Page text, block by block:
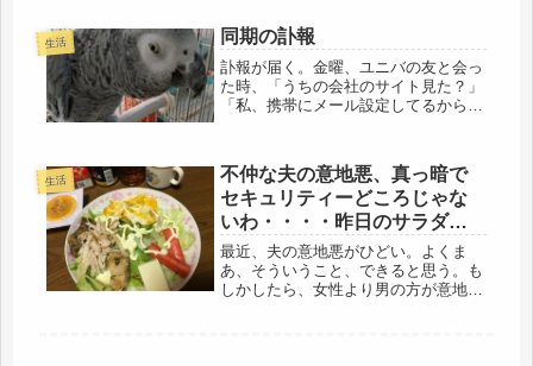
なる。消耗品だ。アマゾンのセール中
だったし、ポイントも使った。...
生活 同期の訃報
訃報が届く。金曜、ユニバの友と会っ
た時、「うちの会社のサイト見た？」
「私、携帯にメール設定してるから、
な・・・・だめ「夏に、〇〇と千里迄
お見舞いに行ってきたけど、だめ「相
変...
生活
不仲な夫の意地悪、真っ暗で
セキュリティーどころじゃな
いわ・・・・昨日のサラダ弁
当・のせのせ晩ごはん、
最近、夫の意地悪がひどい。よくま
あ、そういうこと、できると思う。も
しかしたら、女性より男の方が意地が